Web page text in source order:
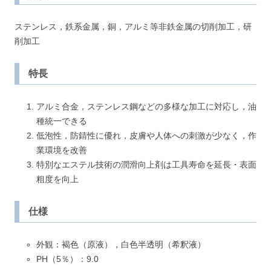
ステンレス，鉄系金属，銅，アルミ等非鉄金属の切削加工，研
削加工
特長
アルミ合金，ステンレス鋼などの多様な加工に対応し，油
種統一できる
低泡性，防錆性に優れ，皮膚や人体への刺激が少なく，作
業環境を改善
特別なエステル技術の潤滑向上剤は工具寿命を延長・表面
粗度を向上
仕様
外観：褐色（原液），白色半透明（希釈液）
PH（5％）：9.0